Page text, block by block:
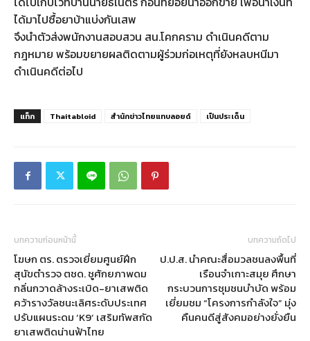
ได้มาไปซื้อยาบ้าแบ่งกันเสพ
จึงนำตัวส่งพนักงานสอบสวน สน.โคกคราม ดำเนินคดีตาม
กฎหมาย พร้อมขยายผลติดตามผู้ร่วมก่อเหตุที่ยังหลบหนีมา
ดำเนินคดีต่อไป
แท็ก Thaitabloid สำนักข่าวไทยแทบลอยด์ เป็นประเด็น
บทความก่อนหน้านี้
โฆษก ตร. ตรวจเยี่ยมศูนย์ฝึก
สุนัขตำรวจ ตชด. ชูศักยภาพดม
กลิ่นกวาดล้างระเบิด-ยาเสพติด
คว้ารางวัลชนะเลิศระดับประเทศ
ปรับแผนระดม ‘K9’ เสริมทัพสกัด
ยาเสพติดน่านฟ้าไทย
บทความถัดไป
ป.ป.ส. นำคณะสื่อมวลชนลงพื้นที่
เรือนจำเกาะสมุย ศึกษา
กระบวนการชุมชนบำบัด พร้อม
เยี่ยมชม “โครงการกำลังใจ” มุ่ง
คืนคนดีสู่สังคมอย่างยั่งยืน